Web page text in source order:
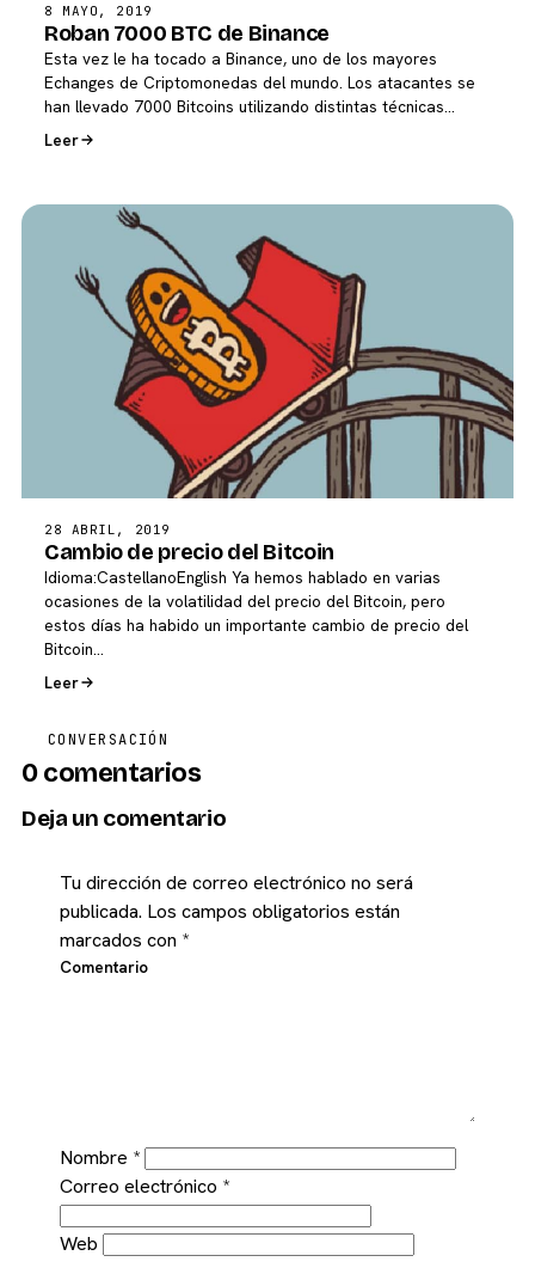
8 MAYO, 2019
Roban 7000 BTC de Binance
Esta vez le ha tocado a Binance, uno de los mayores
Echanges de Criptomonedas del mundo. Los atacantes se
han llevado 7000 Bitcoins utilizando distintas técnicas…
Leer
28 ABRIL, 2019
Cambio de precio del Bitcoin
Idioma:CastellanoEnglish Ya hemos hablado en varias
ocasiones de la volatilidad del precio del Bitcoin, pero
estos días ha habido un importante cambio de precio del
Bitcoin…
Leer
CONVERSACIÓN
0 comentarios
Deja un comentario
Tu dirección de correo electrónico no será
publicada. Los campos obligatorios están
marcados con *
Comentario
Nombre *
Correo electrónico *
Web